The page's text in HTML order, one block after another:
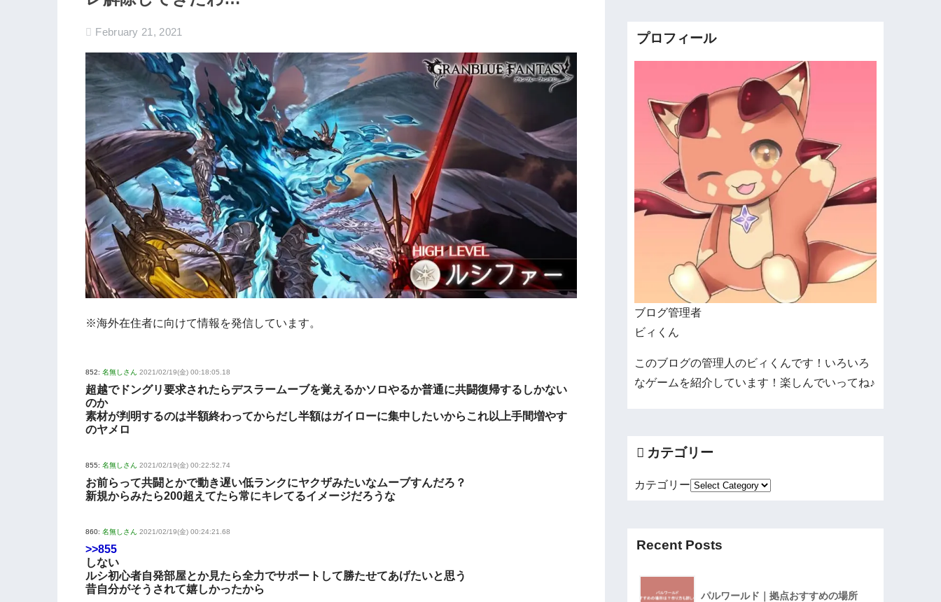
February 21, 2021
※海外在住者に向けて情報を発信しています。
852: 名無しさん 2021/02/19(金) 00:18:05.18
超越でドングリ要求されたらデスラームーブを覚えるかソロやるか普通に共闘復帰するしかない
のか
素材が判明するのは半額終わってからだし半額はガイローに集中したいからこれ以上手間増やす
のヤメロ
855: 名無しさん 2021/02/19(金) 00:22:52.74
お前らって共闘とかで動き遅い低ランクにヤクザみたいなムーブすんだろ？
新規からみたら200超えてたら常にキレてるイメージだろうな
860: 名無しさん 2021/02/19(金) 00:24:21.68
>>855
しない
ルシ初心者自発部屋とか見たら全力でサポートして勝たせてあげたいと思う
昔自分がそうされて嬉しかったから
プロフィール
ブログ管理者
ビィくん
このブログの管理人のビィくんです！いろいろ
なゲームを紹介しています！楽しんでいってね♪
カテゴリー
カテゴリー
Recent Posts
パルワールド｜拠点おすすめの場所